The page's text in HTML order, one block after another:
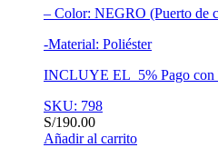
– Color: NEGRO (Puerto de
-Material: Poliéster
INCLUYE EL 5% Pago con
SKU: 798
S/190.00
Añadir al carrito